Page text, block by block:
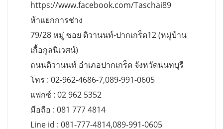
https://www.facebook.com/Taschai89
ห้าแยกการช่าง
79/28 หมู่ ซอย ติวานนท์-ปากเกร็ด12 (หมู่บ้าน
เกื้อกูลนิเวศน์)
ถนนติวานนท์ อำเภอปากเกร็ด จังหวัดนนทบุรี
โทร : 02-962-4686-7,089-991-0605
แฟกซ์ : 02 962 5352
มือถือ : 081 777 4814
Line id : 081-777-4814,089-991-0605